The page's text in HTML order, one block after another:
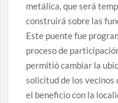
metálica, que será
construirá sobre las
Este puente fue
proceso de
permitió cambiar la
solicitud de los vecinos
el beneficio con la